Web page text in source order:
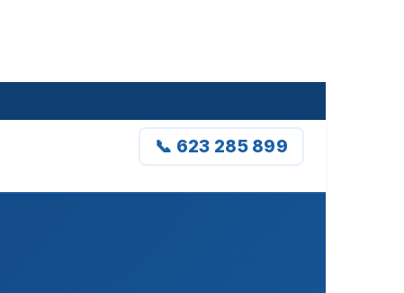
📞 623 285 899